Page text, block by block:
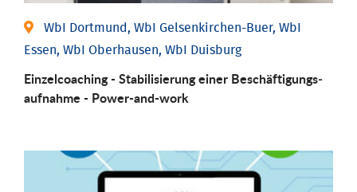
WbI Dortmund, WbI Gelsenkirchen-Buer, WbI
Essen, WbI Oberhausen, WbI Duisburg
Einzel­coaching - Stabili­sierung einer Be­schäftigungs­
aufnahme - Power-and-work